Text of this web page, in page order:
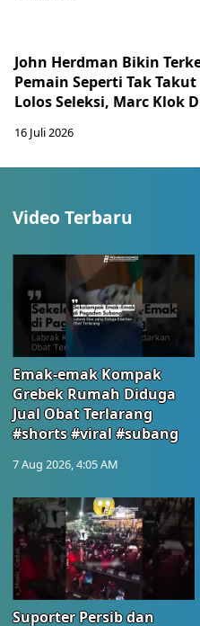
John Herdman Bikin
Pemain Seperti Tak
Lolos Seleksi, Marc Klok
16 Juli 2026
Video Terbaru
Emak-emak Kompak
Grebek Rumah Diduga
Jual Obat Terlarang
#shorts #viral #subang
7 Aug 2026, 4:05 AM
Suporter Persib dan